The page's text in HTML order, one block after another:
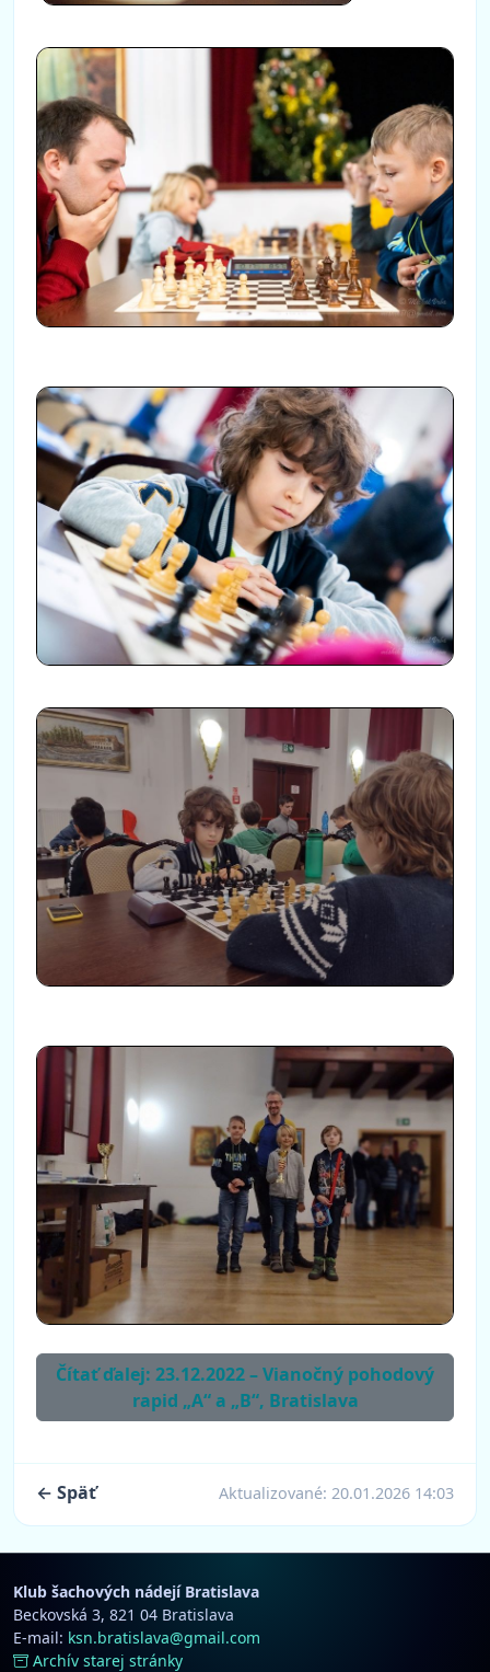
Čítať ďalej: 23.12.2022 – Vianočný pohodový
rapid „A“ a „B“, Bratislava
← Späť Aktualizované: 20.01.2026 14:03
Klub šachových nádejí Bratislava
Beckovská 3, 821 04 Bratislava
E-mail: ksn.bratislava@gmail.com
Archív starej stránky